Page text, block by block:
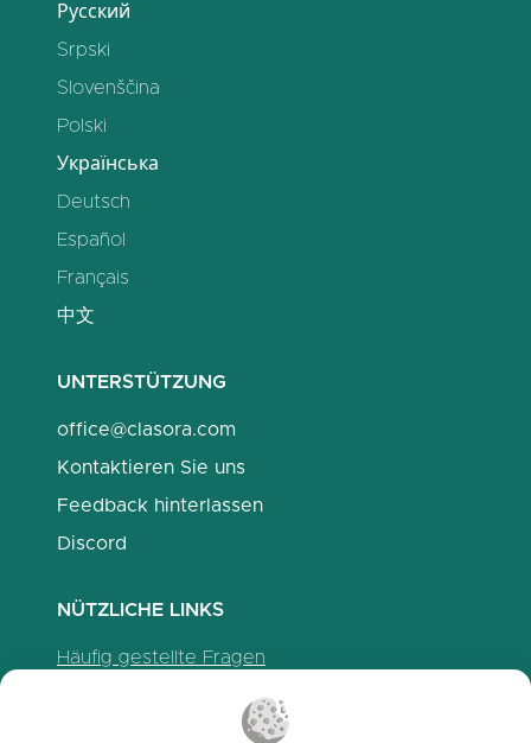
Русский
Srpski
Slovenščina
Polski
Українська
Deutsch
Español
Français
中文
UNTERSTÜTZUNG
office@clasora.com
Kontaktieren Sie uns
Feedback hinterlassen
Discord
NÜTZLICHE LINKS
Häufig gestellte Fragen